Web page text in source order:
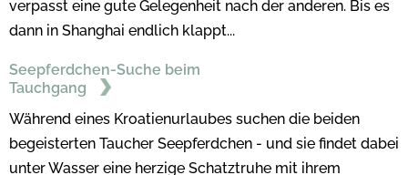
verpasst eine gute Gelegenheit nach der anderen. Bis es
dann in Shanghai endlich klappt...
Seepferdchen-Suche beim
Tauchgang
Während eines Kroatienurlaubes suchen die beiden
begeisterten Taucher Seepferdchen - und sie findet dabei
unter Wasser eine herzige Schatztruhe mit ihrem